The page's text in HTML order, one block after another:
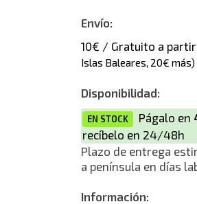
Envío:
10€ / Gratuito a
Islas Baleares, 20€ más)
Disponibilidad:
EN STOCK Págalo en
recíbelo en 24/48h
Plazo de entrega
a península en días
Información: